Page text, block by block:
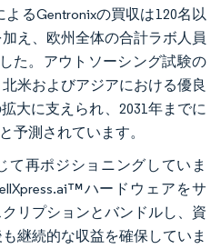
よるGentronixの買収は120名以
え、欧州全体の合計ラボ人員
た。アウトソーシング試験の
米およびアジアにおける優良
大に支えられ、2031年までに
予測されています。
て再ポジショニングしていま
ハードウェアをサ
リプションとバンドルし、資
継続的な収益を確保していま